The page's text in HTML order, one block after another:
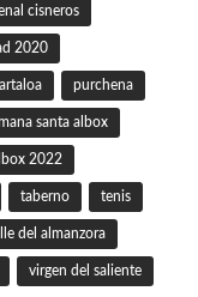
cisneros
2020
purchena
santa albox
2022
taberno tenis
del almanzora
virgen del saliente